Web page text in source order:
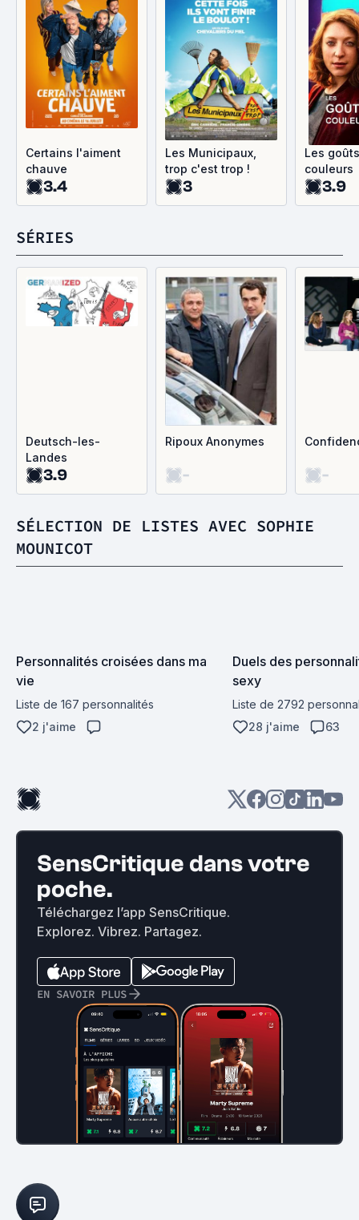
Certains l'aiment
chauve
3.4
Les Municipaux,
trop c'est trop !
3
Les
couleurs
3.9
SÉRIES
Deutsch-les-
Landes
3.9
Ripoux Anonymes
- -
SÉLECTION DE LISTES AVEC SOPHIE
MOUNICOT
Personnalités croisées dans ma
vie
Liste de 167 personnalités
2 j'aime
Duels des
sexy
Liste de 2792
28 j'aime
63
SensCritique dans votre
poche.
Téléchargez l’app SensCritique.
Explorez. Vibrez. Partagez.
EN SAVOIR PLUS